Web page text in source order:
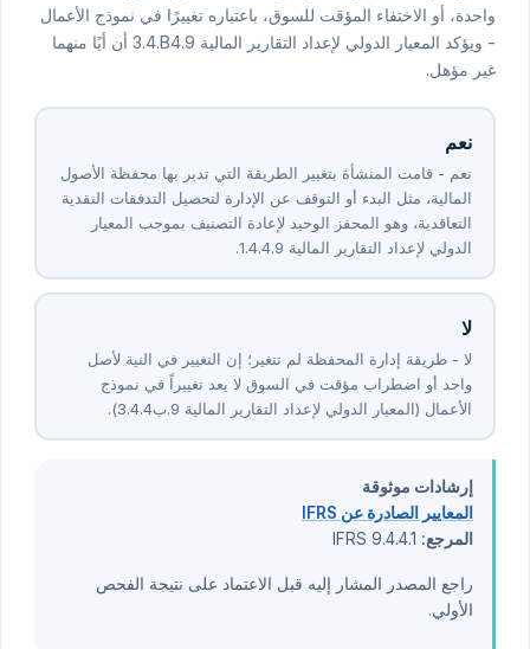
واحدة، أو الاختفاء المؤقت للسوق، باعتباره تغييرًا في نموذج الأعمال
- ويؤكد المعيار الدولي لإعداد التقارير المالية ⁦9⁩.B4.⁦4⁩.⁦3⁩ أن أيًا منهما
غير مؤهل.
نعم
نعم - قامت المنشأة بتغيير الطريقة التي تدير بها محفظة الأصول
المالية، مثل البدء أو التوقف عن الإدارة لتحصيل التدفقات النقدية
التعاقدية، وهو المحفز الوحيد لإعادة التصنيف بموجب المعيار
الدولي لإعداد التقارير المالية ⁦9⁩.⁦4⁩.⁦4⁩.⁦1⁩.
لا
لا - طريقة إدارة المحفظة لم تتغير؛ إن التغيير في النية لأصل
واحد أو اضطراب مؤقت في السوق لا يعد تغييراً في نموذج
الأعمال (المعيار الدولي لإعداد التقارير المالية ⁦9⁩.ب⁦4⁩.⁦4⁩.⁦3⁩).
إرشادات موثوقة
المعايير الصادرة عن IFRS
المرجع:
راجع المصدر المشار إليه قبل الاعتماد على نتيجة الفحص
الأولي.